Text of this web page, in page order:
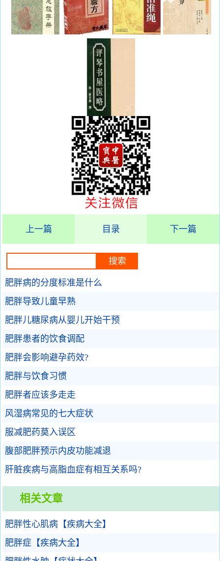
上一篇 目录 下一篇
肥胖病的分度标准是什么
肥胖导致儿童早熟
肥胖儿糖尿病从婴儿开始干预
肥胖患者的饮食调配
肥胖会影响避孕药效?
肥胖与饮食习惯
肥胖者应该多走走
风湿病常见的七大症状
服减肥药莫入误区
腹部肥胖预示内皮功能减退
肝脏疾病与高脂血症有相互关系吗?
相关文章
肥胖性心肌病【疾病大全】
肥胖症【疾病大全】